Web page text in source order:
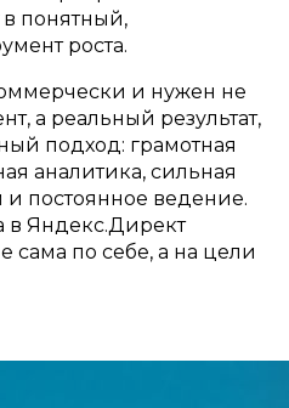
понятный,
роста.
и нужен не
а реальный результат,
подход: грамотная
аналитика, сильная
и постоянное ведение.
в Яндекс.Директ
сама по себе, а на цели